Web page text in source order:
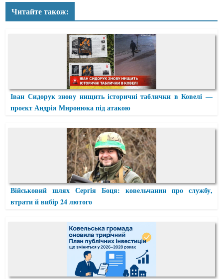
Читайте також:
Іван Сидорук знову нищить історичні таблички в Ковелі —
проєкт Андрія Миронюка під атакою
Військовий шлях Сергія Боця: ковельчанин про службу,
втрати й вибір 24 лютого